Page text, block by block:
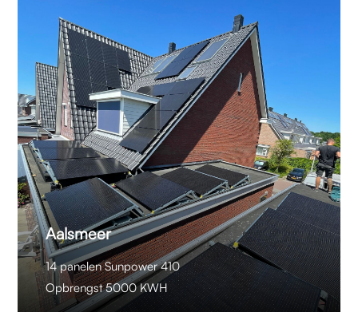
Aalsmeer
14 panelen Sunpower 410
Opbrengst 5000 KWH